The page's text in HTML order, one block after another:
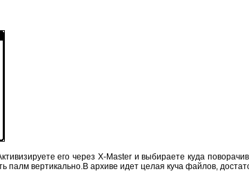
его через Х-Master и выбираете куда
вертикально.В архиве идет целая куча файлов,